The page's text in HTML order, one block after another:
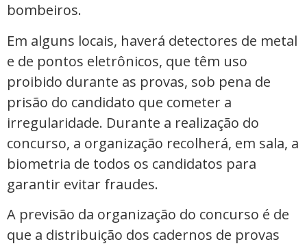
bombeiros.
Em alguns locais, haverá detectores de metal
e de pontos eletrônicos, que têm uso
proibido durante as provas, sob pena de
prisão do candidato que cometer a
irregularidade. Durante a realização do
concurso, a organização recolherá, em sala, a
biometria de todos os candidatos para
garantir evitar fraudes.
A previsão da organização do concurso é de
que a distribuição dos cadernos de provas